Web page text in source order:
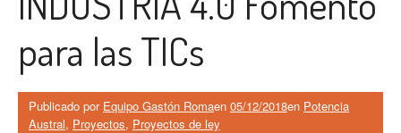
para las TICs
Publicado por Equipo Gastón Romaen 05/12/2018en Potencia
Austral, Proyectos, Proyectos de ley